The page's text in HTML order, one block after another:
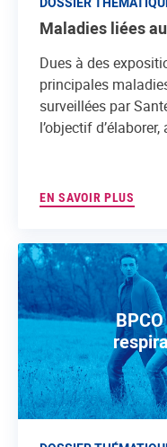
Maladies liées
Dues à des
principales
surveillées par
l’objectif
EN SAVOIR PLUS